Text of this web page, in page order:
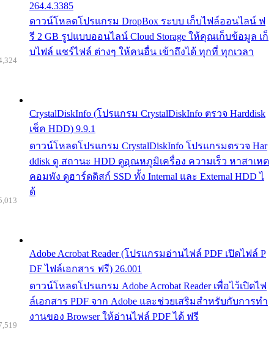
264.4.3385
ดาวน์โหลดโปรแกรม DropBox ระบบ เก็บไฟล์ออนไลน์ ฟ
รี 2 GB รูปแบบออนไลน์ Cloud Storage ให้คุณเก็บข้อมูล เก็
บไฟล์ แชร์ไฟล์ ต่างๆ ให้คนอื่น เข้าถึงได้ ทุกที่ ทุกเวลา
CrystalDiskInfo (โปรแกรม CrystalDiskInfo ตรวจ Harddisk
เช็ค HDD) 9.9.1
ดาวน์โหลดโปรแกรม CrystalDiskInfo โปรแกรมตรวจ Har
ddisk ดู สถานะ HDD ดูอุณหภูมิเครื่อง ความเร็ว หาสาเหต
คอมพัง ดูฮาร์ดดิสก์ SSD ทั้ง Internal และ External HDD ไ
ด้
Adobe Acrobat Reader (โปรแกรมอ่านไฟล์ PDF เปิดไฟล์ P
DF ไฟล์เอกสาร ฟรี) 26.001
ดาวน์โหลดโปรแกรม Adobe Acrobat Reader เพื่อไว้เปิดไฟ
ล์เอกสาร PDF จาก Adobe และช่วยเสริมสำหรับกับการทำ
งานของ Browser ให้อ่านไฟล์ PDF ได้ ฟรี